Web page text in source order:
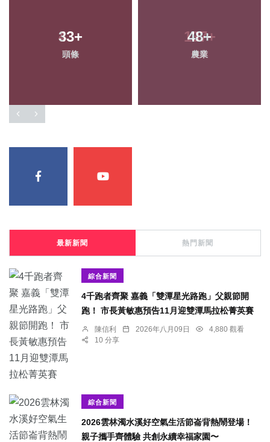
33+
頭條
48+
農業
最新新聞 熱門新聞
綜合新聞
4千跑者齊聚 嘉義「雙潭星光路跑」父親節開
跑！ 市長黃敏惠預告11月迎雙潭馬拉松菁英賽
陳信利 2026年八月09日
4,880 觀看
10 分享
綜合新聞
2026雲林濁水溪好空氣生活節崙背熱鬧登場！
親子攜手齊體驗 共創永續幸福家園〜